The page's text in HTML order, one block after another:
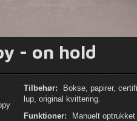
- on hold
Tilbehør:
Bokse, papirer,
lup, original kvittering.
Funktioner:
Manuelt